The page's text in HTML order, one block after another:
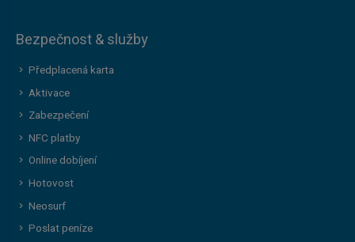
Bezpečnost & služby
Předplacená karta
Aktivace
Zabezpečení
NFC platby
Online dobíjení
Hotovost
Neosurf
Poslat peníze